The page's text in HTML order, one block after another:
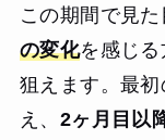
この期間で見
の変化を感じる
狙えます。最
え、 2ヶ月目以